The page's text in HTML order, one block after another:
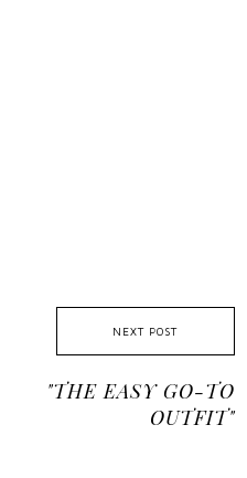
NEXT POST
"THE EASY GO-TO
OUTFIT"